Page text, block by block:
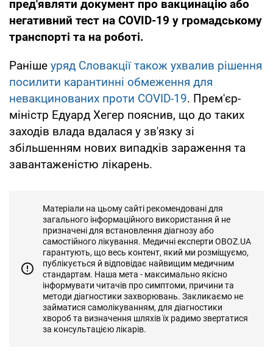
пред'являти документ про вакцинацію або
негативний тест на COVID-19 у громадському
транспорті та на роботі.
Раніше уряд Словакції також ухвалив рішення
посилити карантинні обмеження для
невакцинованих проти COVID-19. Прем'єр-
міністр Едуард Хегер пояснив, що до таких
заходів влада вдалася у зв'язку зі
збільшенням нових випадків зараження та
завантаженістю лікарень.
Матеріали на цьому сайті рекомендовані для
загального інформаційного використання й не
призначені для встановлення діагнозу або
самостійного лікування. Медичні експерти OBOZ.UA
гарантують, що весь контент, який ми розміщуємо,
публікується й відповідає найвищим медичним
стандартам. Наша мета - максимально якісно
інформувати читачів про симптоми, причини та
методи діагностики захворювань. Закликаємо не
займатися самолікуванням, для діагностики
хвороб та визначення шляхів їх радимо звертатися
за консультацією лікарів.